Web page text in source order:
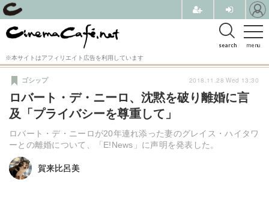
menu
search
※本サイトはアフィリエイト広告を利用しています
ロバート・デ・ニーロ、沈黙を破り離婚に言
及「プライバシーを尊重して」
ロバート・デ・ニーロが20年連れ添った妻のグレイス・ハイタワ
ーとの離婚について、「E!News」に声明を発表した。
ゴシップ
賀来比呂美
賀来比呂美
2018.11.28 Wed 13:30